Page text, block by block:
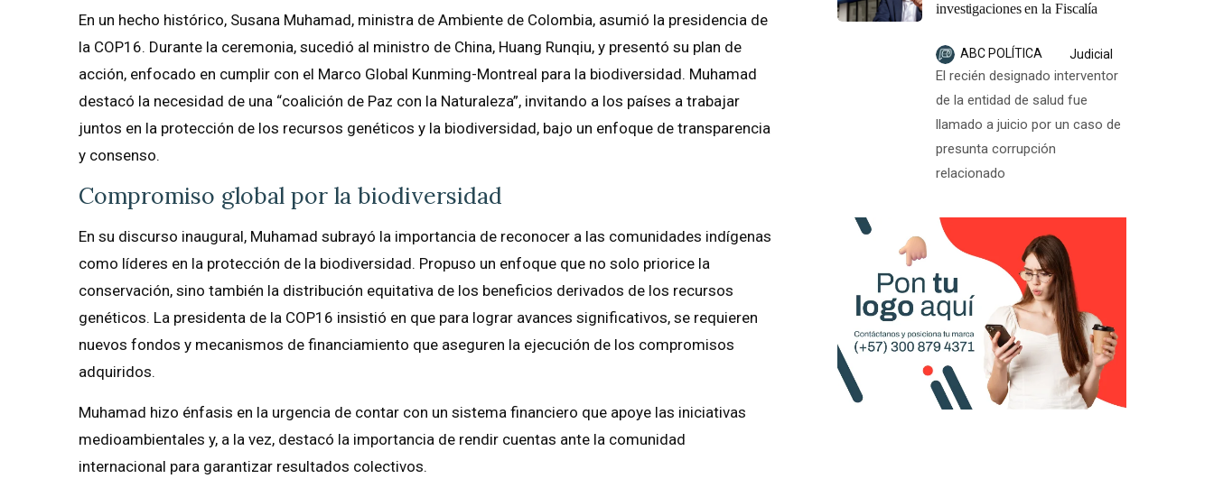
En un hecho histórico, Susana Muhamad, ministra de Ambiente de Colombia, asumió la presidencia de
la COP16. Durante la ceremonia, sucedió al ministro de China, Huang Runqiu, y presentó su plan de
acción, enfocado en cumplir con el Marco Global Kunming-Montreal para la biodiversidad. Muhamad
destacó la necesidad de una “coalición de Paz con la Naturaleza”, invitando a los países a trabajar
juntos en la protección de los recursos genéticos y la biodiversidad, bajo un enfoque de transparencia
y consenso.
Compromiso global por la biodiversidad
En su discurso inaugural, Muhamad subrayó la importancia de reconocer a las comunidades indígenas
como líderes en la protección de la biodiversidad. Propuso un enfoque que no solo priorice la
conservación, sino también la distribución equitativa de los beneficios derivados de los recursos
genéticos. La presidenta de la COP16 insistió en que para lograr avances significativos, se requieren
nuevos fondos y mecanismos de financiamiento que aseguren la ejecución de los compromisos
adquiridos.
Muhamad hizo énfasis en la urgencia de contar con un sistema financiero que apoye las iniciativas
medioambientales y, a la vez, destacó la importancia de rendir cuentas ante la comunidad
internacional para garantizar resultados colectivos.
investigaciones en la Fiscalía
ABC POLÍTICA Judicial
El recién designado interventor
de la entidad de salud fue
llamado a juicio por un caso de
presunta corrupción
relacionado